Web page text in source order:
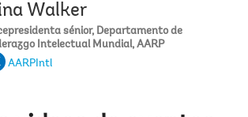
Walker
sénior, Departamento de
Intelectual Mundial, AARP
AARPIntl